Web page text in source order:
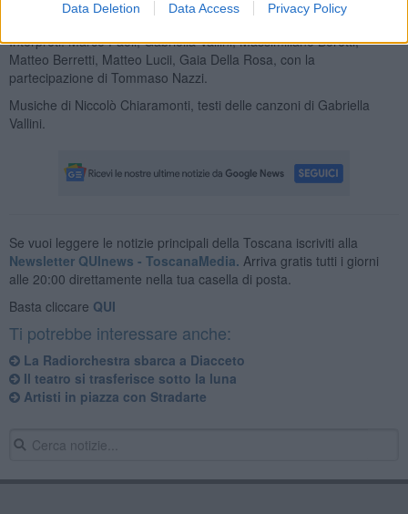
Data Deletion Data Access Privacy Policy
Interpreti: Marco Paoli, Gabriella Vallini, Massimiliano Boretti,
Matteo Berretti, Matteo Lucii, Gaia Della Rosa, con la
partecipazione di Tommaso Nazzi.
Musiche di Niccolò Chiaramonti, testi delle canzoni di Gabriella
Vallini.
Se vuoi leggere le notizie principali della Toscana iscriviti alla
Newsletter QUInews - ToscanaMedia. Arriva gratis tutti i giorni
alle 20:00 direttamente nella tua casella di posta.
Basta cliccare QUI
Ti potrebbe interessare anche:
La Radiorchestra sbarca a Diacceto
Il teatro si trasferisce sotto la luna
Artisti in piazza con Stradarte